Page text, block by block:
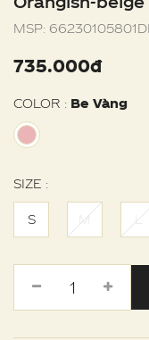
MSP:
735.000đ
COLOR : Be Vàng
SIZE :
S M L